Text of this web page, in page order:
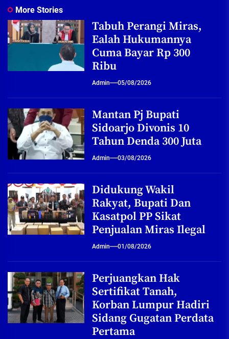
More Stories
Tabuh Perangi Miras,
Ealah Hukumannya
Cuma Bayar Rp 300
Ribu
Admin 05/08/2026
Mantan Pj Bupati
Sidoarjo Divonis 10
Tahun Denda 300 Juta
Admin 03/08/2026
Didukung Wakil
Rakyat, Bupati Dan
Kasatpol PP Sikat
Penjualan Miras Ilegal
Admin 01/08/2026
Perjuangkan Hak
Sertifikat Tanah,
Korban Lumpur Hadiri
Sidang Gugatan Perdata
Pertama